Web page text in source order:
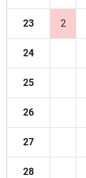
23 2
24
25
26
27
28